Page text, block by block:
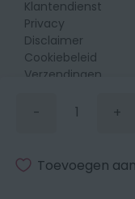
-Verminder
met
+
1
Toevoegen
Klantendienst
Privacy
Disclaimer
Cookiebeleid
Verzendingen